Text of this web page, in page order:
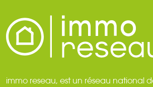
immo reseau, est un réseau national